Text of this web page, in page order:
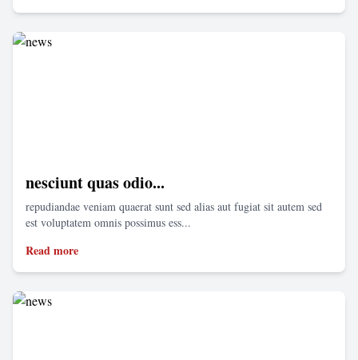
nesciunt quas odio...
repudiandae veniam quaerat sunt sed alias aut fugiat sit autem sed
est voluptatem omnis possimus ess...
Read more